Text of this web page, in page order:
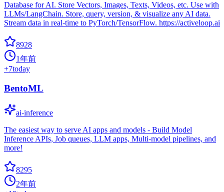
Database for AI. Store Vectors, Images, Texts, Videos, etc. Use with
LLMs/LangChain. Store, query, version, & visualize any AI data.
Stream data in real-time to PyTorch/TensorFlow. https://activeloop.ai
8928
1年前
+7today
BentoML
ai-inference
The easiest way to serve AI apps and models - Build Model
Inference APIs, Job queues, LLM apps, Multi-model pipelines, and
more!
8295
2年前